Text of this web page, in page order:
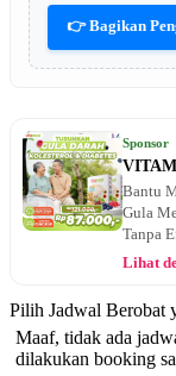
👉 Bagikan
Sponsor
Bantu
Gula
Tanpa
Lihat
Pilih Jadwal Berobat
Maaf, tidak ada
dilakukan booking